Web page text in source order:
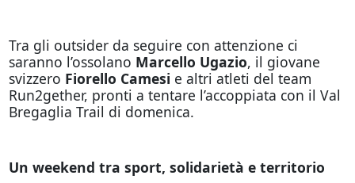
Tra gli outsider da seguire con attenzione ci
saranno l’ossolano Marcello Ugazio, il giovane
svizzero Fiorello Camesi e altri atleti del team
Run2gether, pronti a tentare l’accoppiata con il Val
Bregaglia Trail di domenica.
Un weekend tra sport, solidarietà e territorio